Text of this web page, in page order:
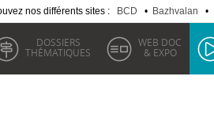
nos différents sites : BCD • Bazhvalan •
DOSSIERS
THÉMATIQUES
WEB DOC
& EXPO